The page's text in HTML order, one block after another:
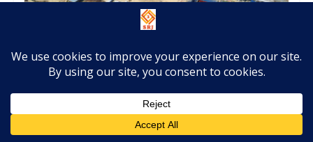
Varanasi International Cricket Stadium